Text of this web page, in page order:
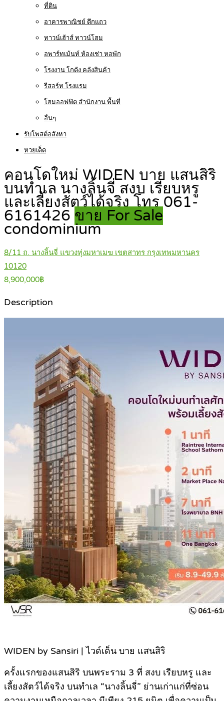
ที่ดิน
อาคารพาณิชย์ ตึกแถว
ทาวน์เฮ้าส์ ทาวน์โฮม
อพาร์ทเม้นท์ ห้องเช่า หอพัก
โรงงาน โกดัง คลังสินค้า
รีสอร์ท โรงแรม
โฮมออฟฟิต สำนักงาน พื้นที่
อื่นๆ
รับโพสต์อสังหา
หวยเด็ด
คอนโดใหม่ WIDEN บาย แสนสิริ
บนทำเล นางลิ้นจี่ สงบ เรียบหรู
และเลี้ยงสัตว์ได้จริง โทร 061-
6161426 ขาย For Sale
condominium
8/11 ถ. นางลิ้นจี่ แขวงทุ่งมหาเมฆ เขตสาทร กรุงเทพมหานคร
10120
8,900,000฿
Description
WIDEN by Sansiri | ไวด์เด็น บาย แสนสิริ
ครั้งแรกของแสนสิริ บนพระราม 3 ที่ สงบ เรียบหรู และ
เลี้ยงสัตว์ได้จริง บนทำเล “นางลิ้นจี่” ย่านเก่าแก่ที่ซ่อน